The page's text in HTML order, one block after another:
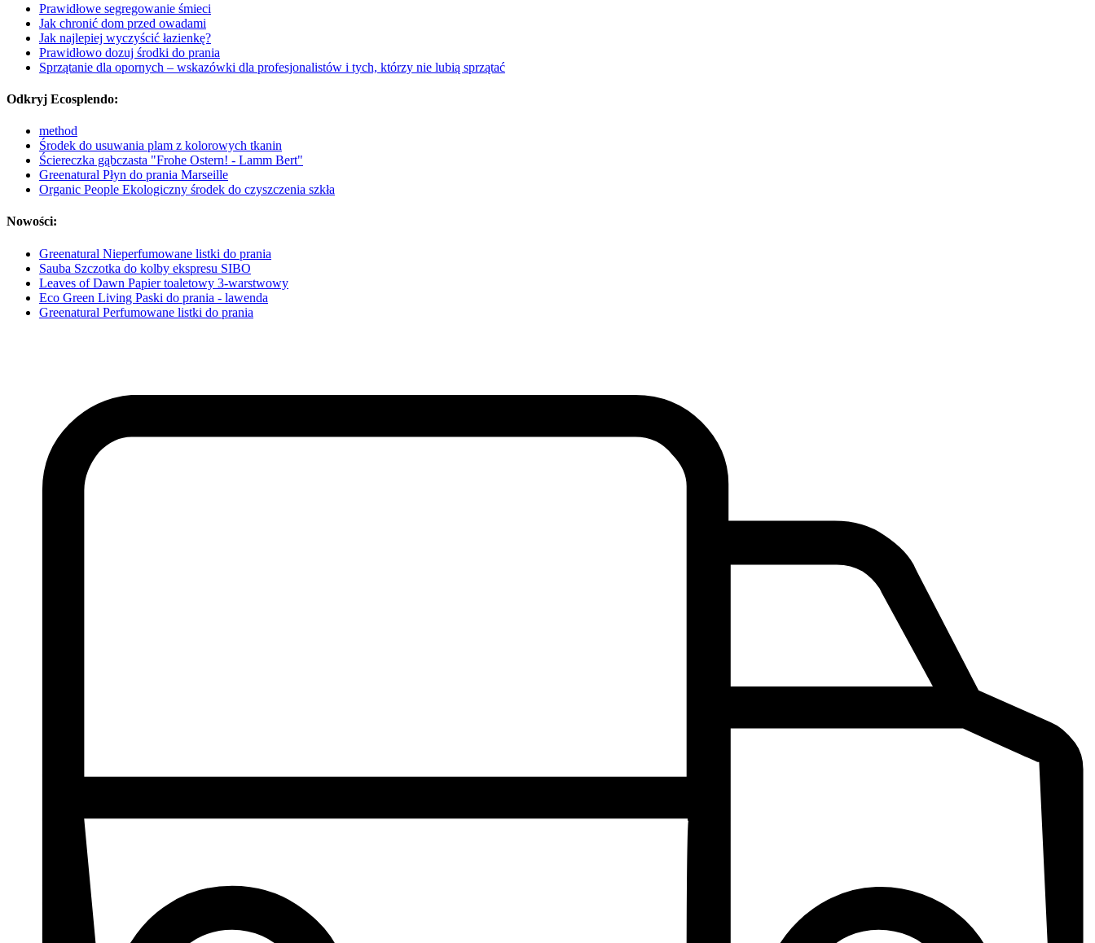
Prawidłowe segregowanie śmieci
Jak chronić dom przed owadami
Jak najlepiej wyczyścić łazienkę?
Prawidłowo dozuj środki do prania
Sprzątanie dla opornych – wskazówki dla profesjonalistów i tych, którzy nie lubią sprzątać
Odkryj Ecosplendo:
method
Środek do usuwania plam z kolorowych tkanin
Ściereczka gąbczasta "Frohe Ostern! - Lamm Bert"
Greenatural Płyn do prania Marseille
Organic People Ekologiczny środek do czyszczenia szkła
Nowości:
Greenatural Nieperfumowane listki do prania
Sauba Szczotka do kolby ekspresu SIBO
Leaves of Dawn Papier toaletowy 3-warstwowy
Eco Green Living Paski do prania - lawenda
Greenatural Perfumowane listki do prania